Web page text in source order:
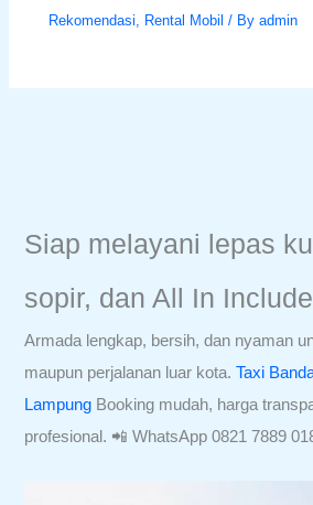
Rekomendasi, Rental Mobil / Byadmin
Siap melayani lepas
sopir, dan All In
Armada lengkap, bersih, dan nyaman
maupun perjalanan luar kota.Taxi
Lampung Booking mudah, harga
profesional. 📲 WhatsApp 0821 7889